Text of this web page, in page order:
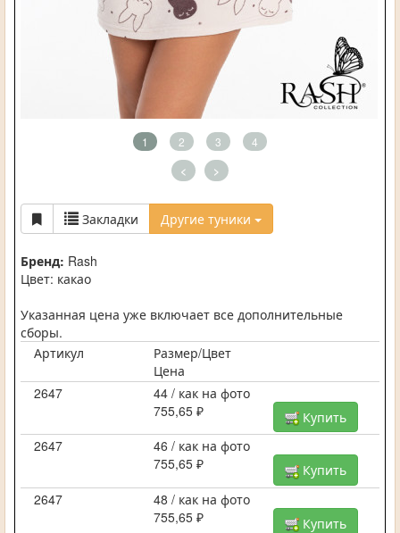
1 2 3 4
< >
Закладки Другие туники
Бренд: Rash
Цвет: какао
Указанная цена уже включает все дополнительные
сборы.
Артикул
Размер/Цвет
Цена
2647
44 / как на фото
755,65 ₽
Купить
2647
46 / как на фото
755,65 ₽
Купить
2647
48 / как на фото
755,65 ₽
Купить